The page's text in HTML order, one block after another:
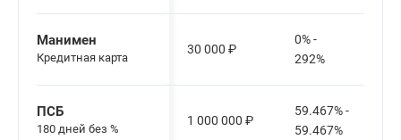
Манимен
Кредитная карта
30 000 ₽
0% -
292%
ПСБ
180 дней без %
1 000 000 ₽
59.467% -
59.467%